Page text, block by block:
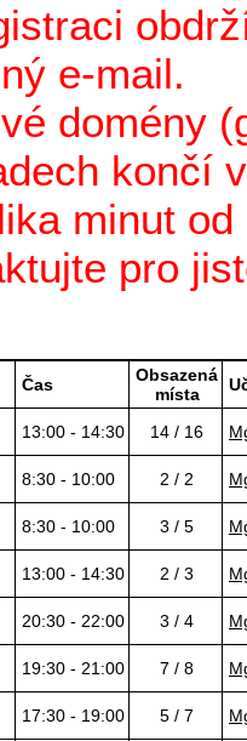
e-mail.
domény
končí
minut
pro
Čas
Obsazená
místa
13:00 - 14:30 14 / 16
8:30 - 10:00 2 / 2
8:30 - 10:00 3 / 5
13:00 - 14:30 2 / 3
20:30 - 22:00 3 / 4
19:30 - 21:00 7 / 8
17:30 - 19:00 5 / 7